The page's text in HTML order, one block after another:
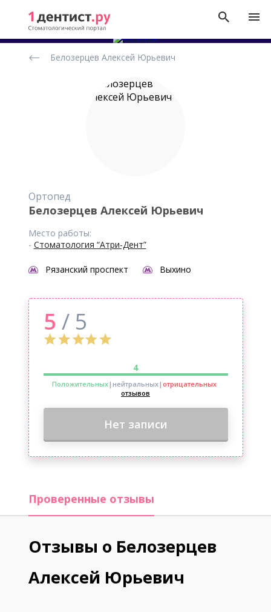
стоматологов
Белозерцев Алексей Юрьевич
Ортопед
Белозерцев Алексей Юрьевич
Место работы:
- Стоматология “Атри-Дент”
Рязанский проспект Выхино
5 / 5
4
Положительных|нейтральных| отрицательных
отзывов
Нет записи
Проверенные отзывы
Отзывы о Белозерцев
Алексей Юрьевич